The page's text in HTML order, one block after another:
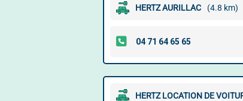
HERTZ AURILLAC (4.8 km)
HERTZ LOCATION DE